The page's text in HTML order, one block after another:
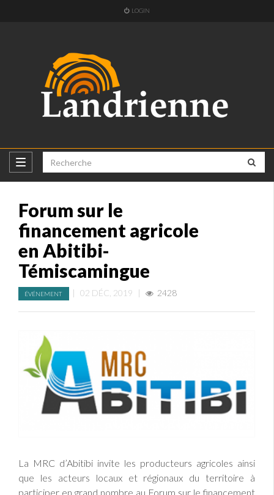
LOGIN
Forum sur le
financement agricole
en Abitibi-
Témiscamingue
ÉVÉNEMENT | 02 DÉC, 2019 | 2428
La MRC d’Abitibi invite les producteurs agricoles ainsi
que les acteurs locaux et régionaux du territoire à
participer en grand nombre au Forum sur le financement